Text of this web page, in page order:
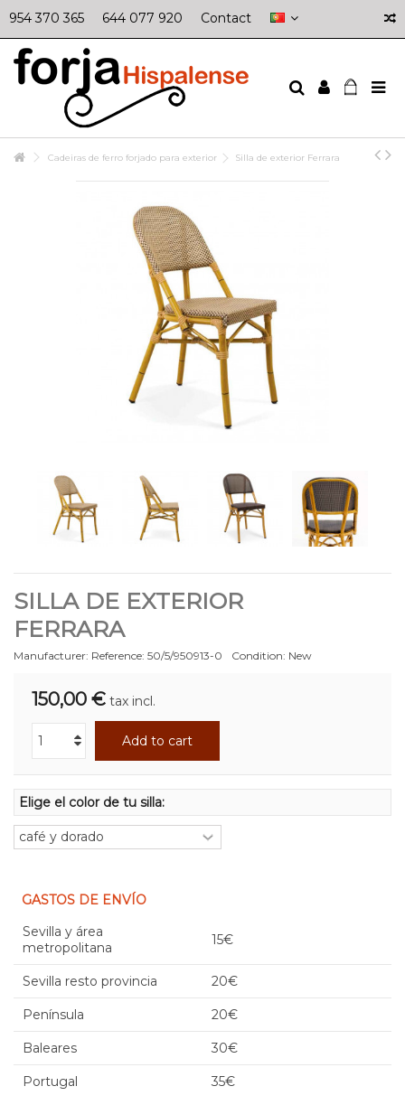
954 370 365 644 077 920 Contact
Cadeiras de ferro forjado para exterior Silla de exterior Ferrara
SILLA DE EXTERIOR
FERRARA
Manufacturer: Reference: 50/5/950913-0 Condition: New
150,00 € tax incl.
Add to cart
Elige el color de tu silla:
GASTOS DE ENVÍO
Sevilla y área
metropolitana
15€
Sevilla resto provincia 20€
Península 20€
Baleares 30€
Portugal 35€